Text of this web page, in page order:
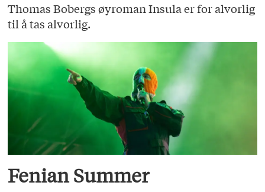
Thomas Bobergs øyroman Insula er for alvorlig
til å tas alvorlig.
Fenian Summer